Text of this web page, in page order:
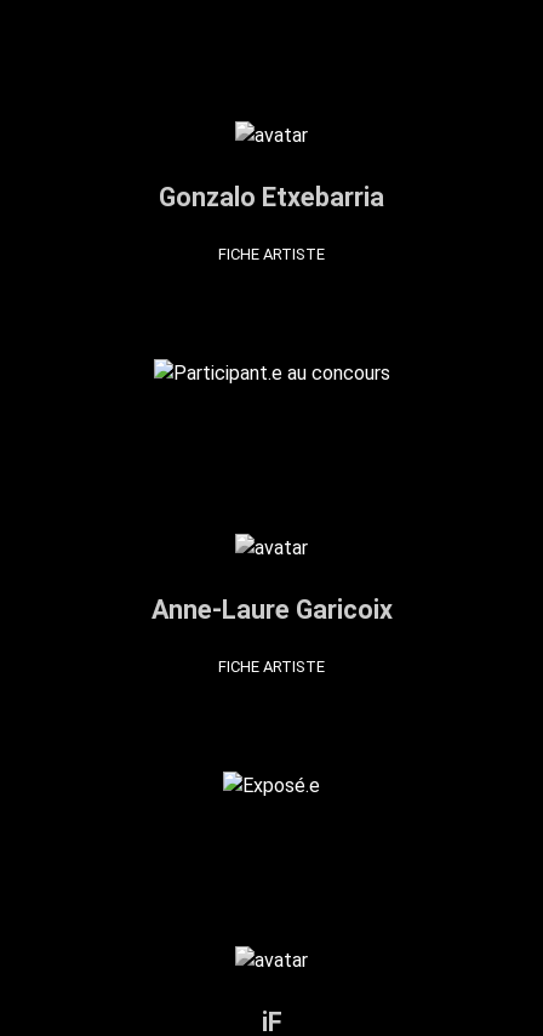
Gonzalo Etxebarria
FICHE ARTISTE
Anne-Laure Garicoix
FICHE ARTISTE
iF